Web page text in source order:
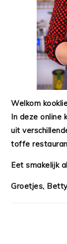
Welkom
In deze online
uit
toffe
Eet smakelijk
Groetjes,